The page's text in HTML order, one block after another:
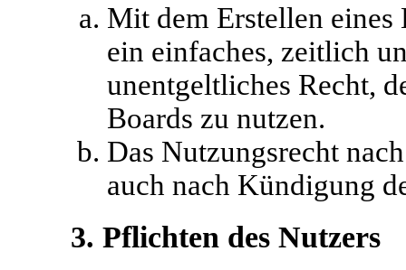
Mit dem Erstellen eines
ein einfaches, zeitlich
unentgeltliches Recht,
Boards zu nutzen.
Das Nutzungsrecht
auch nach Kündigung
3. Pflichten des Nutzers